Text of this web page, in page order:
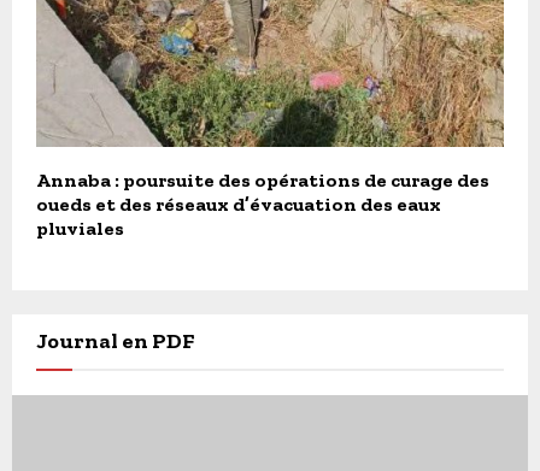
Annaba : poursuite des opérations de curage des
oueds et des réseaux d’évacuation des eaux
pluviales
Journal en PDF